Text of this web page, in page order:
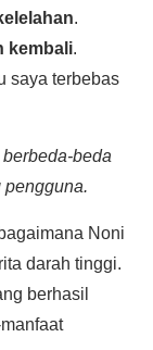
.
kembali.
saya terbebas
beda
pengguna.
Noni
darah tinggi.
berhasil